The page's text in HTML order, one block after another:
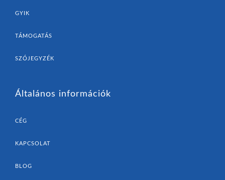
GYIK
TÁMOGATÁS
SZÓJEGYZÉK
Általános információk
CÉG
KAPCSOLAT
BLOG